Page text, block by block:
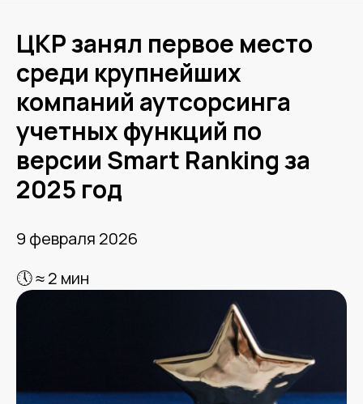
ЦКР занял первое место
среди крупнейших
компаний аутсорсинга
учетных функций по
версии Smart Ranking за
2025 год
9 февраля 2026
🕔 ≈ 2 мин